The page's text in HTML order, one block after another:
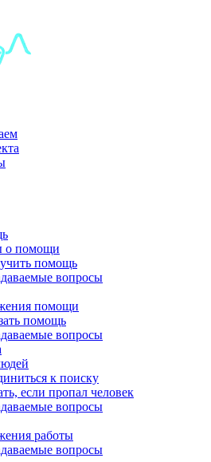
о помощи
помощь
вопросы
помощи
помощь
вопросы
к поиску
если пропал человек
вопросы
работы
вопросы